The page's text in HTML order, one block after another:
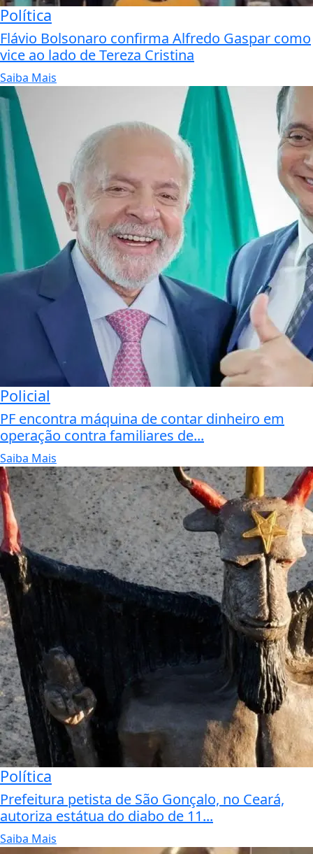
Política
Flávio Bolsonaro confirma Alfredo Gaspar como
vice ao lado de Tereza Cristina
Saiba Mais
Policial
PF encontra máquina de contar dinheiro em
operação contra familiares de...
Saiba Mais
Política
Prefeitura petista de São Gonçalo, no Ceará,
autoriza estátua do diabo de 11...
Saiba Mais